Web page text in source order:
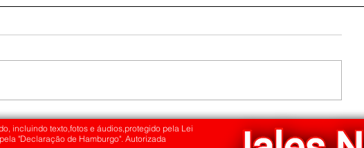
Feira da Agricultura Familiar reúne
produtores, instituições e fortalece o
desenvolvimento rural em Jales
incluindo texto,fotos e áudios,protegido pela Lei
"Declaração de Hamburgo". Autorizada